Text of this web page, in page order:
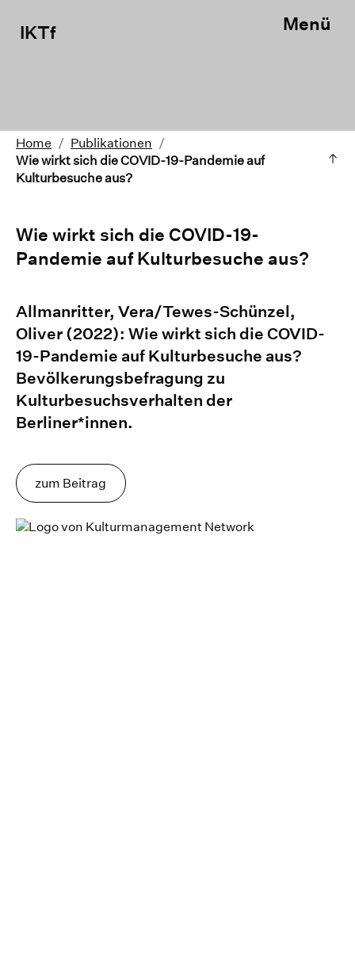
IKTf Menü
Home / Publikationen /
Wie wirkt sich die COVID-19-Pandemie auf
Kulturbesuche aus?
Wie wirkt sich die COVID-19-
Pandemie auf Kulturbesuche aus?
Allmanritter, Vera/Tewes-Schünzel,
Oliver (2022): Wie wirkt sich die COVID-
19-Pandemie auf Kulturbesuche aus?
Bevölkerungsbefragung zu
Kulturbesuchsverhalten der
Berliner*innen.
zum Beitrag